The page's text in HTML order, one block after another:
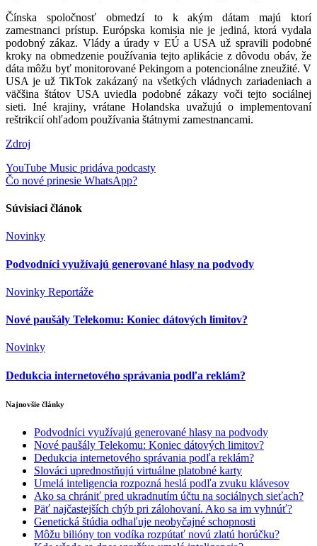
Čínska spoločnosť obmedzí to k akým dátam majú ktorí
zamestnanci prístup. Európska komisia nie je jediná, ktorá vydala
podobný zákaz. Vlády a úrady v EÚ a USA už spravili podobné
kroky na obmedzenie používania tejto aplikácie z dôvodu obáv, že
dáta môžu byť monitorované Pekingom a potencionálne zneužité. V
USA je už TikTok zakázaný na všetkých vládnych zariadeniach a
väčšina štátov USA uviedla podobné zákazy voči tejto sociálnej
sieti. Iné krajiny, vrátane Holandska uvažujú o implementovaní
reštrikcií ohľadom používania štátnymi zamestnancami.
Zdroj
Navigácia
v
článku
YouTube Music pridáva podcasty
Čo nové prinesie WhatsApp?
Súvisiaci článok
Novinky
Podvodníci využívajú generované hlasy na podvody
Novinky Reportáže
Nové paušály Telekomu: Koniec dátových limitov?
Novinky
Dedukcia internetového správania podľa reklám?
Najnovšie články
Podvodníci využívajú generované hlasy na podvody
Nové paušály Telekomu: Koniec dátových limitov?
Dedukcia internetového správania podľa reklám?
Slováci uprednostňujú virtuálne platobné karty
Umelá inteligencia rozpozná heslá podľa zvuku klávesov
Ako sa chrániť pred ukradnutím účtu na sociálnych sieťach?
Päť najčastejších chýb pri zálohovaní. Ako sa im vyhnúť?
Genetická štúdia odhaľuje neobyčajné schopnosti
Môžu bilióny ton vodíka rozpútať novú zlatú horúčku?